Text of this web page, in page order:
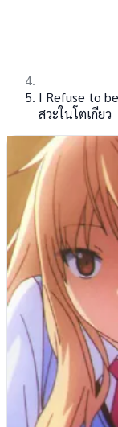
I Refuse to
สวะในโตเกียว